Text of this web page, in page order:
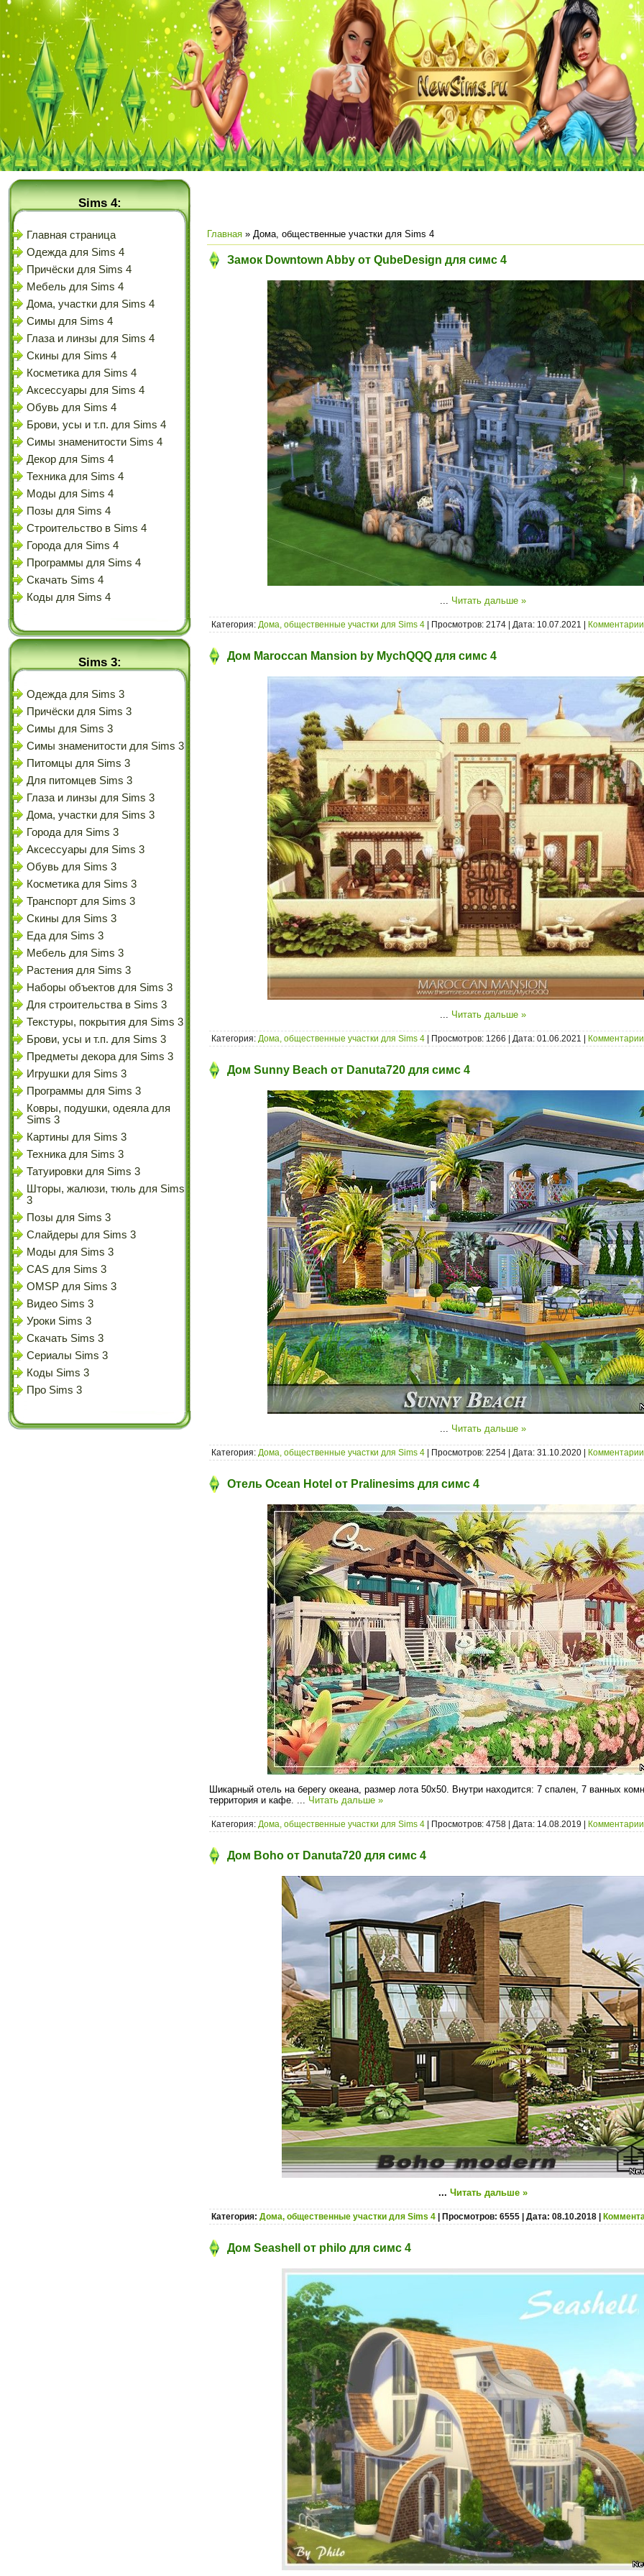
Sims 4:
Главная страница
Одежда для Sims 4
Причёски для Sims 4
Мебель для Sims 4
Дома, участки для Sims 4
Симы для Sims 4
Глаза и линзы для Sims 4
Скины для Sims 4
Косметика для Sims 4
Аксессуары для Sims 4
Обувь для Sims 4
Брови, усы и т.п. для Sims 4
Симы знаменитости Sims 4
Декор для Sims 4
Техника для Sims 4
Моды для Sims 4
Позы для Sims 4
Строительство в Sims 4
Города для Sims 4
Программы для Sims 4
Скачать Sims 4
Коды для Sims 4
Sims 3:
Одежда для Sims 3
Причёски для Sims 3
Симы для Sims 3
Симы знаменитости для Sims 3
Питомцы для Sims 3
Для питомцев Sims 3
Глаза и линзы для Sims 3
Дома, участки для Sims 3
Города для Sims 3
Аксессуары для Sims 3
Обувь для Sims 3
Косметика для Sims 3
Транспорт для Sims 3
Скины для Sims 3
Еда для Sims 3
Мебель для Sims 3
Растения для Sims 3
Наборы объектов для Sims 3
Для строительства в Sims 3
Текстуры, покрытия для Sims 3
Брови, усы и т.п. для Sims 3
Предметы декора для Sims 3
Игрушки для Sims 3
Программы для Sims 3
Ковры, подушки, одеяла для
Sims 3
Картины для Sims 3
Техника для Sims 3
Татуировки для Sims 3
Шторы, жалюзи, тюль для Sims
3
Позы для Sims 3
Слайдеры для Sims 3
Моды для Sims 3
CAS для Sims 3
OMSP для Sims 3
Видео Sims 3
Уроки Sims 3
Скачать Sims 3
Сериалы Sims 3
Коды Sims 3
Про Sims 3
Главная » Дома, общественные участки для Sims 4
Замок Downtown Abby от QubeDesign для симс 4
Читать дальше »
Категория: Дома, общественные участки для Sims 4 | Просмотров: 2174 | Дата: 10.07.2021
Дом Maroccan Mansion by MychQQQ для симс 4
Читать дальше »
Категория: Дома, общественные участки для Sims 4 | Просмотров: 1266 | Дата: 01.06.2021
Дом Sunny Beach от Danuta720 для симс 4
Читать дальше »
Категория: Дома, общественные участки для Sims 4 | Просмотров: 2254 | Дата: 31.10.2020
Отель Ocean Hotel от Pralinesims для симс 4
Шикарный отель на берегу океана, размер лота 50x50. Внутри находится: 7 спален, 7 ванных
территория и кафе.
Читать дальше »
Категория: Дома, общественные участки для Sims 4 | Просмотров: 4758 | Дата: 14.08.2019
Дом Boho от Danuta720 для симс 4
... Читать дальше »
Категория: Дома, общественные участки для Sims 4 | Просмотров: 6555 | Дата: 08.10.2018
Дом Seashell от philo для симс 4